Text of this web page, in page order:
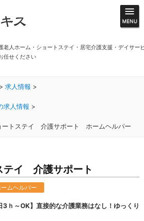
老人ホーム・ショートステイ・居宅介護支援・デイサー
任せください
> 求人情報 >
求人情報 >
トステイ 介護サポート ホームヘルパー
テイ 介護サポート
ムヘルパー
3ｈ～OK】直接的な介護業務はなし！ゆっくり